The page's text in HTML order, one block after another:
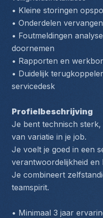
• Kleine storingen
• Onderdelen
• Foutmeldingen
doornemen
• Rapporten en
• Duidelijk
servicedesk
Profielbeschrijving
Je bent technisch
van variatie in je job.
Je voelt je goed in een
verantwoordelijkheid en
Je combineert
teamspirit.
• Minimaal 3 jaar